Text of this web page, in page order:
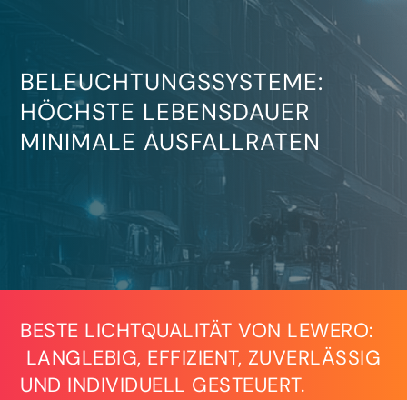
BELEUCHTUNGSSYSTEME:
HÖCHSTE LEBENSDAUER
MINIMALE AUSFALLRATEN
BESTE LICHTQUALITÄT VON LEWERO:
LANGLEBIG, EFFIZIENT, ZUVERLÄSSIG
UND INDIVIDUELL GESTEUERT.